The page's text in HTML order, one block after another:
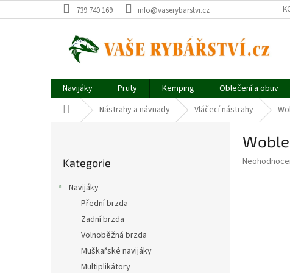
na
739 740 169 info@vaserybarstvi.cz
Navijáky Pruty Kemping Oblečení a obuv
Domů Nástrahy a návnady Vláčecí nástrahy
kategorie
Kategorie
Navijáky
Přední brzda
Zadní brzda
Volnoběžná brzda
Muškařské navijáky
Multiplikátory
Průměrné